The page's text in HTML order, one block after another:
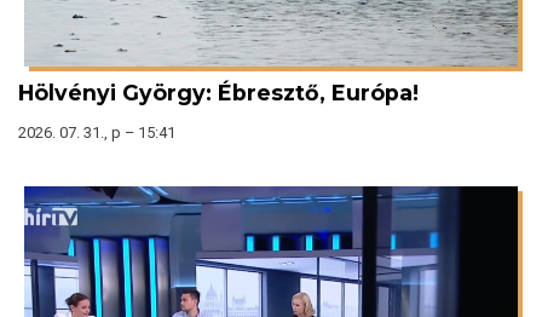
Hölvényi György: Ébresztő, Európa!
2026. 07. 31., p – 15:41